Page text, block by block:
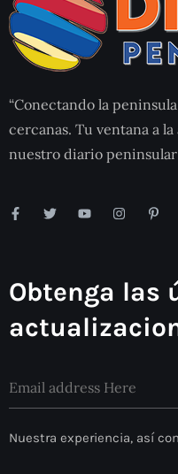
“Conectando la
cercanas. Tu ventana a
nuestro diario
Obtenga las
Nuestra experiencia, así